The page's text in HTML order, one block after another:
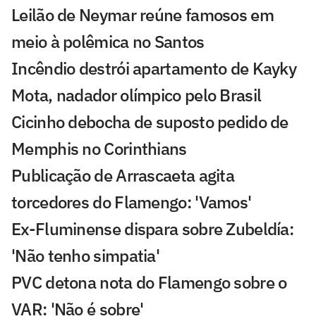
Leilão de Neymar reúne famosos em
meio à polêmica no Santos
Incêndio destrói apartamento de Kayky
Mota, nadador olímpico pelo Brasil
Cicinho debocha de suposto pedido de
Memphis no Corinthians
Publicação de Arrascaeta agita
torcedores do Flamengo: 'Vamos'
Ex-Fluminense dispara sobre Zubeldía:
'Não tenho simpatia'
PVC detona nota do Flamengo sobre o
VAR: 'Não é sobre'